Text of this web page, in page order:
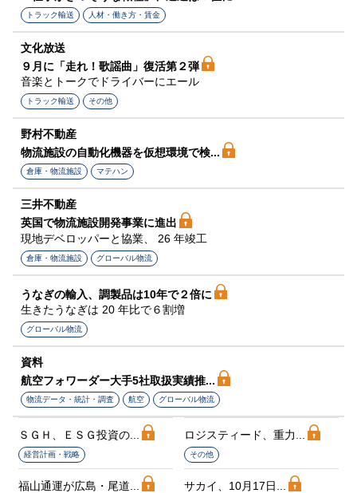
トラック輸送 人材・働き方・賃金
文化放送
９月に「走れ！歌謡曲」復活第２弾
音楽とトークでドライバーにエール
トラック輸送 その他
野村不動産
物流施設の自動化機器を仮想環境で検...
倉庫・物流施設 マテハン
三井不動産
英国で物流施設開発事業に進出
現地デベロッパーと協業、 26 年竣工
倉庫・物流施設 グローバル物流
うなぎの輸入、調製品は10年で２倍に
生きたうなぎは 20 年比で６割増
グローバル物流
資料
航空フォワーダー大手5社取扱実績推...
物流データ・統計・調査 航空 グローバル物流
ＳＧＨ、ＥＳＧ投資の...
経営計画・戦略
ロジスティード、重力...
その他
福山通運が広島・尾道... サカイ、10月17日...